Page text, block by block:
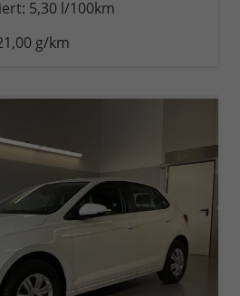
anfordern
Datei,
5,30 l/100km
g/km